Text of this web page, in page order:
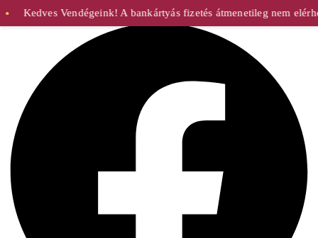
Kedves Vendégeink! A bankártyás fizetés átmenetileg nem
Facebook